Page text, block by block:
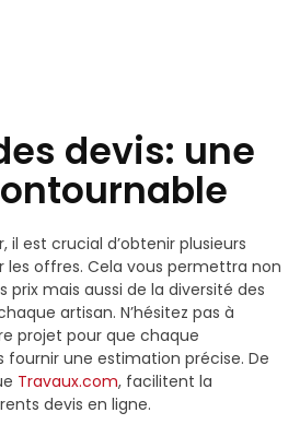
devis: une
il est crucial d’obtenir plusieurs
les offres. Cela vous permettra non
prix mais aussi de la diversité des
artisan. N’hésitez pas à
projet pour que chaque
fournir une estimation précise. De
Travaux.com, facilitent la
devis en ligne.